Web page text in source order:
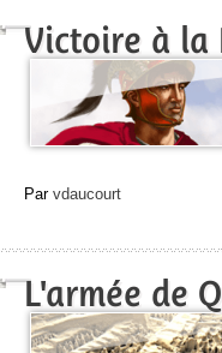
Victoire à la
Par vdaucourt
L'armée de